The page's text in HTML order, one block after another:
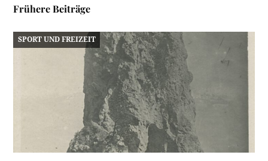
Frühere Beiträge
SPORT UND FREIZEIT